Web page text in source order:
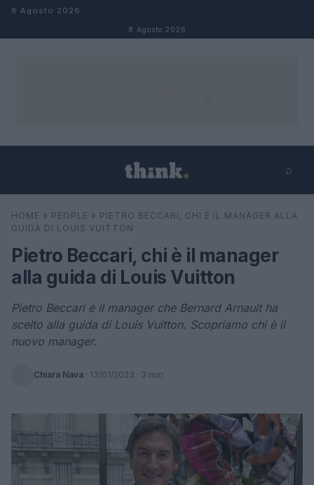
Salta al contenuto
8 Agosto 2026
8 Agosto 2026
⌕
Cerca ⌕ ×
HOME » PEOPLE » PIETRO BECCARI, CHI È IL MANAGER ALLA
GUIDA DI LOUIS VUITTON
Pietro Beccari, chi è il manager
alla guida di Louis Vuitton
Pietro Beccari è il manager che Bernard Arnault ha
scelto alla guida di Louis Vuitton. Scopriamo chi è il
nuovo manager.
Chiara Nava · 13/01/2023 · 3 min